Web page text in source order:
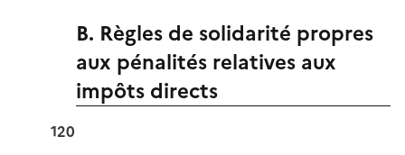
B. Règles de solidarité propres
aux pénalités relatives aux
impôts directs
120